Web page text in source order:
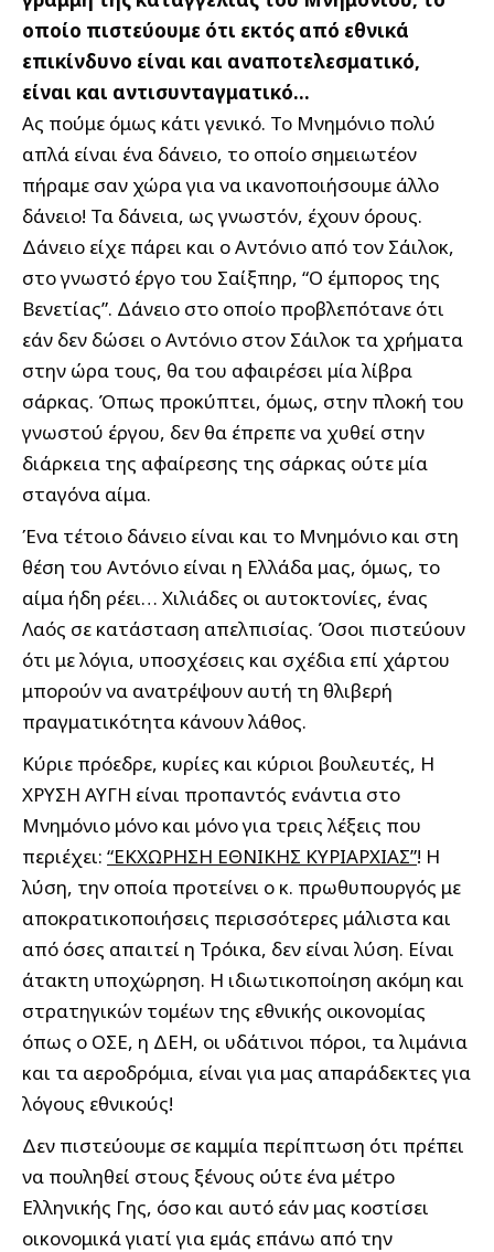
οποίο πιστεύουμε ότι εκτός από εθνικά
επικίνδυνο είναι και αναποτελεσματικό,
είναι και αντισυνταγματικό…
Ας πούμε όμως κάτι γενικό. Το Μνημόνιο πολύ
απλά είναι ένα δάνειο, το οποίο σημειωτέον
πήραμε σαν χώρα για να ικανοποιήσουμε άλλο
δάνειο! Τα δάνεια, ως γνωστόν, έχουν όρους.
Δάνειο είχε πάρει και ο Αντόνιο από τον Σάιλοκ,
στο γνωστό έργο του Σαίξπηρ, “Ο έμπορος της
Βενετίας”. Δάνειο στο οποίο προβλεπότανε ότι
εάν δεν δώσει ο Αντόνιο στον Σάιλοκ τα χρήματα
στην ώρα τους, θα του αφαιρέσει μία λίβρα
σάρκας. Όπως προκύπτει, όμως, στην πλοκή του
γνωστού έργου, δεν θα έπρεπε να χυθεί στην
διάρκεια της αφαίρεσης της σάρκας ούτε μία
σταγόνα αίμα.
Ένα τέτοιο δάνειο είναι και το Μνημόνιο και στη
θέση του Αντόνιο είναι η Ελλάδα μας, όμως, το
αίμα ήδη ρέει… Χιλιάδες οι αυτοκτονίες, ένας
Λαός σε κατάσταση απελπισίας. Όσοι πιστεύουν
ότι με λόγια, υποσχέσεις και σχέδια επί χάρτου
μπορούν να ανατρέψουν αυτή τη θλιβερή
πραγματικότητα κάνουν λάθος.
Κύριε πρόεδρε, κυρίες και κύριοι βουλευτές, Η
ΧΡΥΣΗ ΑΥΓΗ είναι προπαντός ενάντια στο
Μνημόνιο μόνο και μόνο για τρεις λέξεις που
περιέχει: “ΕΚΧΩΡΗΣΗ ΕΘΝΙΚΗΣ ΚΥΡΙΑΡΧΙΑΣ”! Η
λύση, την οποία προτείνει ο κ. πρωθυπουργός με
αποκρατικοποιήσεις περισσότερες μάλιστα και
από όσες απαιτεί η Τρόικα, δεν είναι λύση. Είναι
άτακτη υποχώρηση. Η ιδιωτικοποίηση ακόμη και
στρατηγικών τομέων της εθνικής οικονομίας
όπως ο ΟΣΕ, η ΔΕΗ, οι υδάτινοι πόροι, τα λιμάνια
και τα αεροδρόμια, είναι για μας απαράδεκτες για
λόγους εθνικούς!
Δεν πιστεύουμε σε καμμία περίπτωση ότι πρέπει
να πουληθεί στους ξένους ούτε ένα μέτρο
Ελληνικής Γης, όσο και αυτό εάν μας κοστίσει
οικονομικά γιατί για εμάς επάνω από την